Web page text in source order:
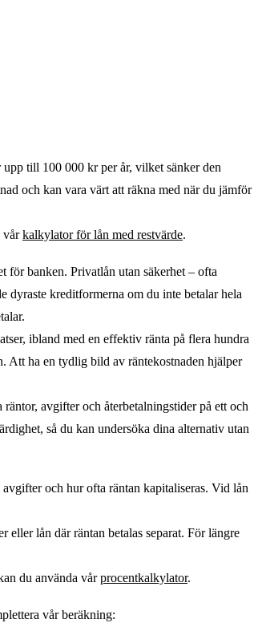
till 100 000 kr per år, vilket sänker den
och kan vara värt att räkna med när du jämför
vårkalkylator för lån med restvärde.
för banken. Privatlån utan säkerhet – ofta
dyraste kreditformerna om du inte betalar hela
ibland med en effektiv ränta på flera hundra
Att ha en tydlig bild av räntekostnaden hjälper
avgifter och återbetalningstider på ett och
så du kan undersöka dina alternativ utan
och hur ofta räntan kapitaliseras. Vid lån
lån där räntan betalas separat. För längre
du använda vårprocentkalkylator.
vår beräkning: